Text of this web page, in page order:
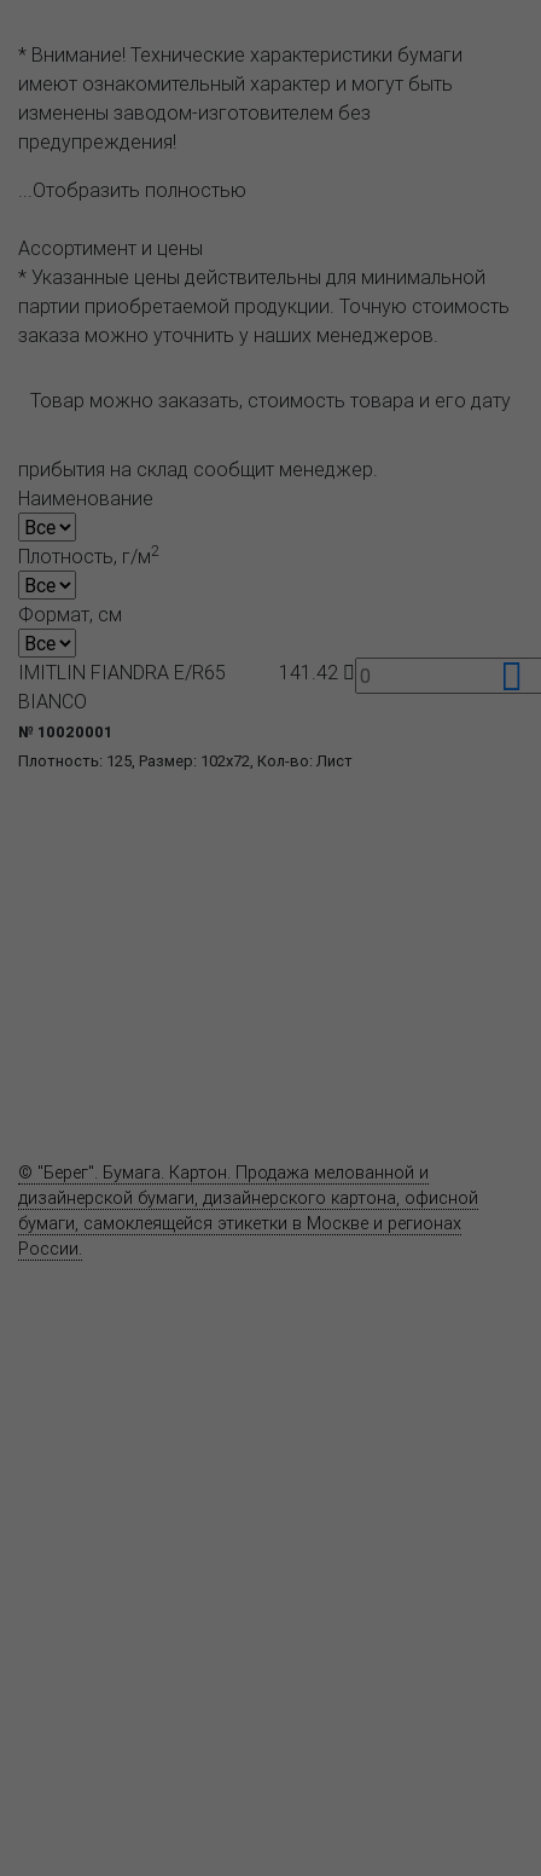
* Внимание! Технические характеристики бумаги
имеют ознакомительный характер и могут быть
изменены заводом-изготовителем без
предупреждения!
...Отобразить полностью
Ассортимент и цены
* Указанные цены действительны для минимальной
партии приобретаемой продукции. Точную стоимость
заказа можно уточнить у наших менеджеров.
Товар можно заказать, стоимость товара и его дату
прибытия на склад сообщит менеджер.
Наименование
Плотность, г/м2
Формат, см
Плотность: 125, Размер: 102x72, Кол-во: Лист
IMITLIN FIANDRA E/R65
BIANCO
№ 10020001
141.42
© "Берег". Бумага. Картон. Продажа мелованной и
дизайнерской бумаги, дизайнерского картона, офисной
бумаги, самоклеящейся этикетки в Москве и регионах
России.